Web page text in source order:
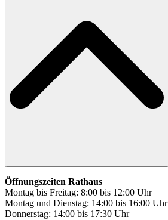
Öffnungszeiten Rathaus
Montag bis Freitag: 8:00 bis 12:00 Uhr
Montag und Dienstag: 14:00 bis 16:00 Uhr
Donnerstag: 14:00 bis 17:30 Uhr